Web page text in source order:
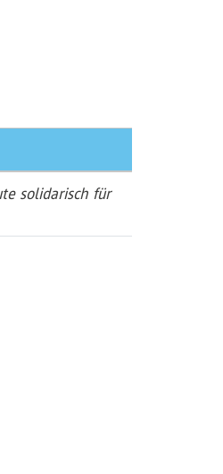
solidarisch für